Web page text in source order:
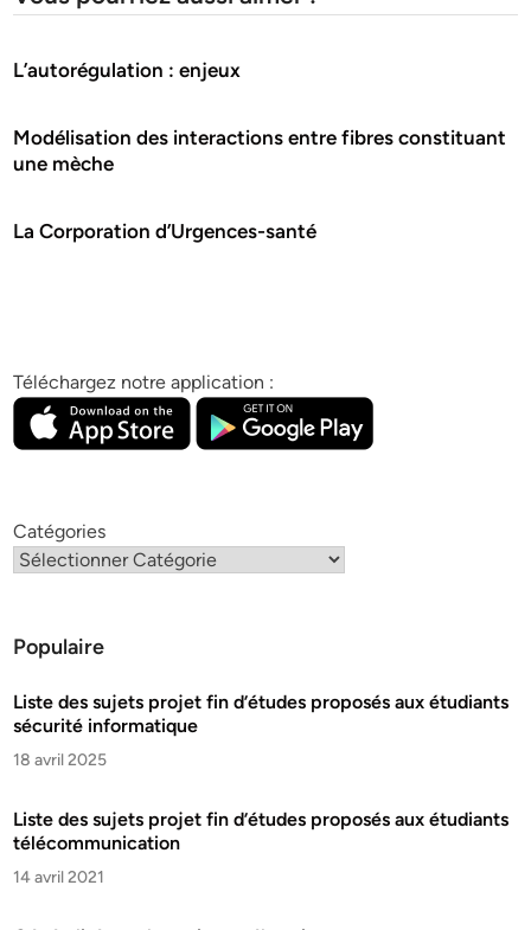
L’autorégulation : enjeux
Modélisation des interactions entre fibres constituant
une mèche
La Corporation d’Urgences-santé
Téléchargez notre application :
Catégories
Populaire
Liste des sujets projet fin d’études proposés aux étudiants
sécurité informatique
18 avril 2025
Liste des sujets projet fin d’études proposés aux étudiants
télécommunication
14 avril 2021